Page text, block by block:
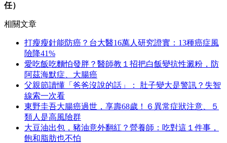
任）
相關文章
打瘦瘦針能防癌？台大醫16萬人研究證實：13種癌症風
險降41%
愛吃飯吃麵怕發胖？醫師教１招把白飯變抗性澱粉，防
阿茲海默症、大腸癌
父親節讀懂「爸爸沒說的話」： 肚子變大是警訊？失智
線索一次看
東野圭吾大腸癌過世，享壽68歲！６異常症狀注意、５
類人是高風險群
大豆油出包，豬油意外翻紅？營養師：吃對這１件事，
飽和脂肪也不怕